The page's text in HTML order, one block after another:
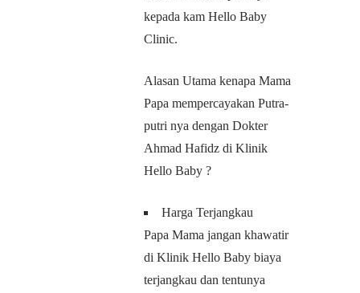
kepada kam Hello Baby
Clinic.
Alasan Utama kenapa Mama
Papa mempercayakan Putra-
putri nya dengan Dokter
Ahmad Hafidz di Klinik
Hello Baby ?
Harga Terjangkau
Papa Mama jangan khawatir
di Klinik Hello Baby biaya
terjangkau dan tentunya